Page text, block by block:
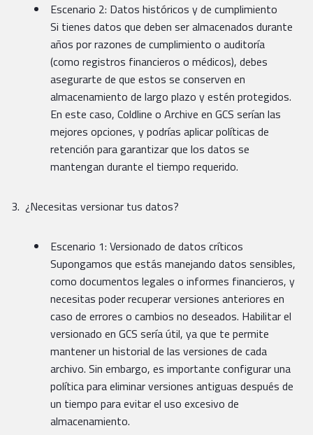
Escenario 2: Datos históricos y de cumplimiento
Si tienes datos que deben ser almacenados durante
años por razones de cumplimiento o auditoría
(como registros financieros o médicos), debes
asegurarte de que estos se conserven en
almacenamiento de largo plazo y estén protegidos.
En este caso, Coldline o Archive en GCS serían las
mejores opciones, y podrías aplicar políticas de
retención para garantizar que los datos se
mantengan durante el tiempo requerido.
¿Necesitas versionar tus datos?
Escenario 1: Versionado de datos críticos
Supongamos que estás manejando datos sensibles,
como documentos legales o informes financieros, y
necesitas poder recuperar versiones anteriores en
caso de errores o cambios no deseados. Habilitar el
versionado en GCS sería útil, ya que te permite
mantener un historial de las versiones de cada
archivo. Sin embargo, es importante configurar una
política para eliminar versiones antiguas después de
un tiempo para evitar el uso excesivo de
almacenamiento.